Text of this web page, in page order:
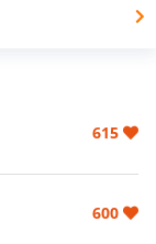
615
600